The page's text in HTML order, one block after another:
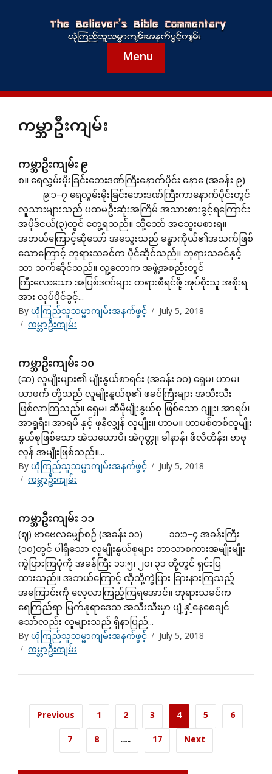
Menu
ကမ္ဘာဦးကျမ်း
ကမ္ဘာဦးကျမ်း ၉
၈။ ရေလွှမ်းမိုးခြင်းဘေးဒဏ်ကြီးနောက်ပိုင်း နောဧ (အခန်း ၉)
၉:၁–၇ ရေလွှမ်းမိုးခြင်းဘေးဒဏ်ကြီးကာနောက်ပိုင်းတွင်
လူသားများသည် ပထမဦးဆုံးအကြိမ် အသားစားခွင့်ရကြောင်း
အပိုဒ်ငယ်(၃)တွင် တွေ့ရသည်။ သို့သော် အသွေးမစားရ။
အဘယ်ကြောင့်ဆိုသော် အသွေးသည် ခန္ဓာကိုယ်၏အသက်ဖြစ်
သောကြောင့် ဘုရားသခင်က ပိုင်ဆိုင်သည်။ ဘုရားသခင်နှင့်
သာ သက်ဆိုင်သည်။ လူ့လောက အဖွဲ့အစည်းတွင်
ကြီးလေးသော အပြစ်ဒဏ်များ တရားစီရင်ဖို့ အုပ်စိုးသူ အစိုးရ
အား လုပ်ပိုင်ခွင့်...
Byယုံကြည်သူသမ္မာကျမ်းအနက်ဖွင့် July 5, 2018
ကမ္ဘာဦးကျမ်း
ကမ္ဘာဦးကျမ်း ၁၀
(ဆ) လူမျိုးများ၏ မျိုးနွယ်စာရင်း (အခန်း ၁၀) ရှေမ၊ ဟာမ၊
ယာဖက် တို့သည် လူမျိုးနွယ်စု၏ ဖခင်ကြီးများ အသီးသီး
ဖြစ်လာကြသည်။ ရှေမ၊ ဆီမိုမျိုးနွယ်စု ဖြစ်သော ဂျူး၊ အာရပ်၊
အာရှုရီး၊ အာရမိ နှင့် ဖုနိလျှန် လူမျိုး။ ဟာမ။ ဟာမစ်တစ်လူမျိုး
နွယ်စုဖြစ်သော အဲသယောပိ၊ အဲဂုတ္တု၊ ခါနာန်၊ ဖိလိတိန်း၊ ဗာဗု
လုန် အမျိုးဖြစ်သည်။...
Byယုံကြည်သူသမ္မာကျမ်းအနက်ဖွင့် July 5, 2018
ကမ္ဘာဦးကျမ်း
ကမ္ဘာဦးကျမ်း ၁၁
(ဈ) ဗာဗေလမျှော်စဉ် (အခန်း ၁၁) ၁၁:၁–၄ အခန်းကြီး
(၁၀)တွင် ပါရှိသော လူမျိုးနွယ်စုများ ဘာသာစကားအမျိုးမျိုး
ကွဲပြားကြပုံကို အခန်ကြီး ၁၁:၅၊ ၂၀၊ ၃၁ တို့တွင် ရှင်းပြ
ထားသည်။ အဘယ်ကြောင့် ထိုသို့ကွဲပြား ခြားနားကြသည့်
အကြောင်းကို လေ့လာကြည့်ကြရအောင်။ ဘုရားသခင်က
ရေကြည်ရာ မြက်နုရာဒေသ အသီးသီးမှာ ပျံ့နှံ့နေစေချင်
သော်လည်း လူများသည် ရှိနာပြည်...
Byယုံကြည်သူသမ္မာကျမ်းအနက်ဖွင့် July 5, 2018
ကမ္ဘာဦးကျမ်း
Previous 1 2 3 4 5
6
7
8 … 17 Next